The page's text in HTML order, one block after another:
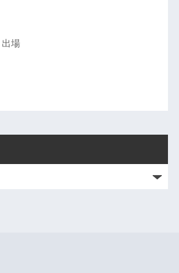
出場